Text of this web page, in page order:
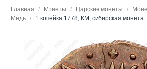
Главная / Монеты / Царские монеты /
Медь / 1 копейка 1778, КМ, сибирская монета